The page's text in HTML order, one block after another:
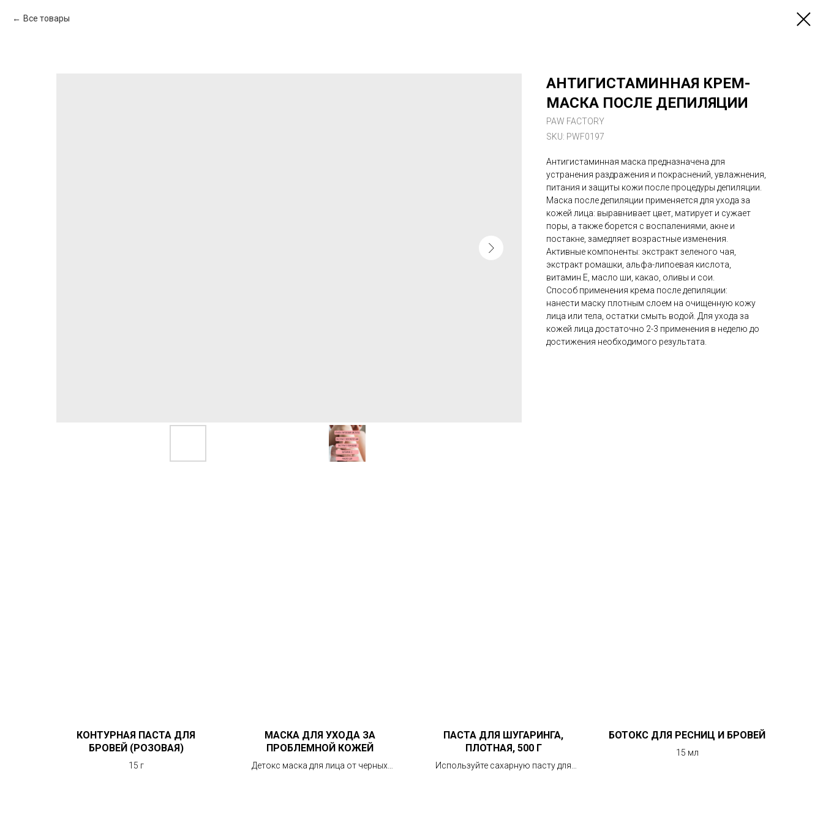
Все товары
АНТИГИСТАМИННАЯ КРЕМ-
МАСКА ПОСЛЕ ДЕПИЛЯЦИИ
PAW FACTORY
SKU: PWF0197
Антигистаминная маска предназначена для
устранения раздражения и покраснений, увлажнения,
питания и защиты кожи после процедуры депиляции.
Маска после депиляции применяется для ухода за
кожей лица: выравнивает цвет, матирует и сужает
поры, а также борется с воспалениями, акне и
постакне, замедляет возрастные изменения.
Активные компоненты: экстракт зеленого чая,
экстракт ромашки, альфа-липоевая кислота,
витамин Е, масло ши, какао, оливы и сои.
Способ применения крема после депиляции:
нанести маску плотным слоем на очищенную кожу
лица или тела, остатки смыть водой. Для ухода за
кожей лица достаточно 2-3 применения в неделю до
достижения необходимого результата.
КОНТУРНАЯ ПАСТА ДЛЯ
БРОВЕЙ (РОЗОВАЯ)
15 г
МАСКА ДЛЯ УХОДА ЗА
ПРОБЛЕМНОЙ КОЖЕЙ
Детокс маска для лица от черных
ПАСТА ДЛЯ ШУГАРИНГА,
ПЛОТНАЯ, 500 Г
Используйте сахарную пасту для
БОТОКС ДЛЯ РЕСНИЦ И БРОВЕЙ
15 мл